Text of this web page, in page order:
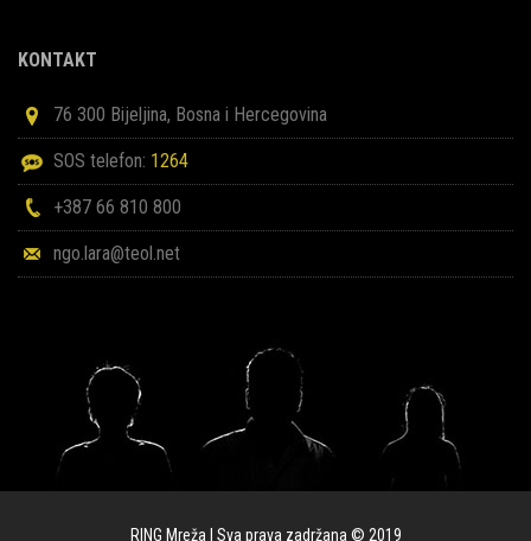
KONTAKT
76 300 Bijeljina, Bosna i Hercegovina
SOS telefon: 1264
+387 66 810 800
ngo.lara@teol.net
RING Mreža | Sva prava zadržana © 2019